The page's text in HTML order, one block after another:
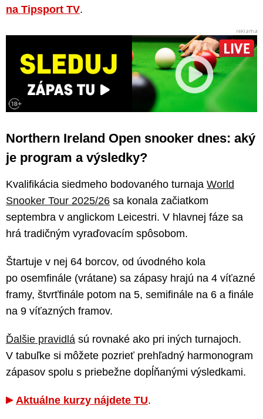
na Tipsport TV.
Northern Ireland Open snooker dnes: aký
je program a výsledky?
Kvalifikácia siedmeho bodovaného turnaja World
Snooker Tour 2025/26 sa konala začiatkom
septembra v anglickom Leicestri. V hlavnej fáze sa
hrá tradičným vyraďovacím spôsobom.
Štartuje v nej 64 borcov, od úvodného kola
po osemfinále (vrátane) sa zápasy hrajú na 4 víťazné
framy, štvrťfinále potom na 5, semifinále na 6 a finále
na 9 víťazných framov.
Ďalšie pravidlá sú rovnaké ako pri iných turnajoch.
V tabuľke si môžete pozrieť prehľadný harmonogram
zápasov spolu s priebežne dopĺňanými výsledkami.
Aktuálne kurzy nájdete TU.